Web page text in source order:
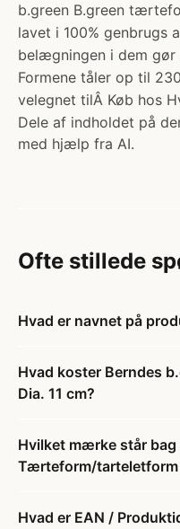
b.green B.green
lavet i 100% genbrugs
belægningen i dem gør
Formene tåler op til
velegnet tilÂ Køb hos
Dele af indholdet på
med hjælp fra AI.
Ofte stillede
Hvad er navnet på
Hvad koster Berndes
Dia. 11 cm?
Hvilket mærke står bag
Tærteform/tarteletform
Hvad er EAN /